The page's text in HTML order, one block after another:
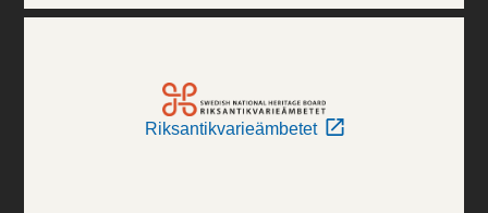
Riksantikvarieämbetet